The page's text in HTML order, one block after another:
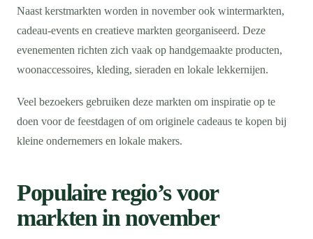
Naast kerstmarkten worden in november ook wintermarkten,
cadeau-events en creatieve markten georganiseerd. Deze
evenementen richten zich vaak op handgemaakte producten,
woonaccessoires, kleding, sieraden en lokale lekkernijen.
Veel bezoekers gebruiken deze markten om inspiratie op te
doen voor de feestdagen of om originele cadeaus te kopen bij
kleine ondernemers en lokale makers.
Populaire regio’s voor
markten in november